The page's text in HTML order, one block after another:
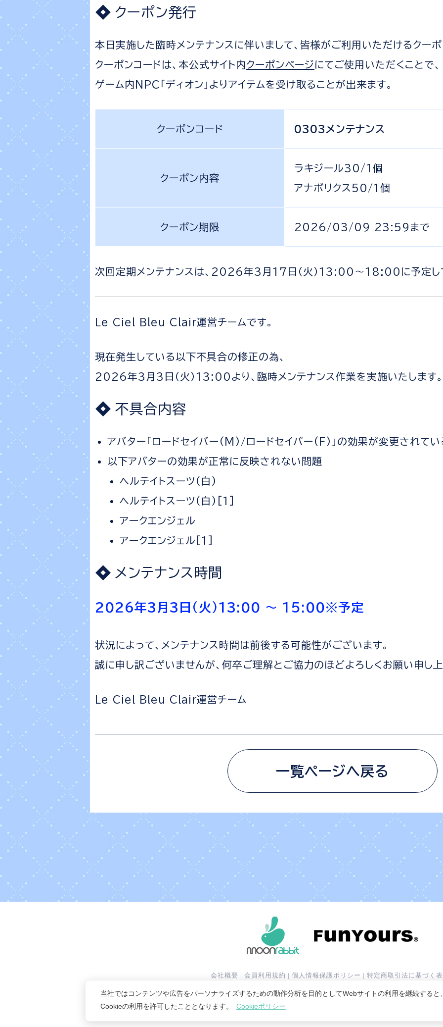
当社ではコンテンツや広告をパーソナライズするための動作分析を目的としてWebサイトの利用を継続すると
Cookieの利用を許可したこととなります。
Cookieポリシー
クーポン発行
本日実施した臨時メンテナンスに伴いまして、皆様がご利用いただけるクー
クーポンコードは、本公式サイト内クーポンページ にてご使用いただくことで、
ゲーム内NPC「ディオン」よりアイテムを受け取ることが出来ます。
クーポンコード 0303メンテナンス
クーポン内容
ラキジール30/1個
アナボリクス50/1個
クーポン期限 2026/03/09 23:59まで
次回定期メンテナンスは、2026年3月17日（火）13:00～18:00に予定し
Le Ciel Bleu Clair運営チームです。
現在発生している以下不具合の修正の為、
2026年3月3日（火）13:00より、臨時メンテナンス作業を実施いたします。
不具合内容
アバター「ロードセイバー(M)/ロードセイバー(F)」の効果が変更されて
以下アバターの効果が正常に反映されない問題
ヘルテイトスーツ(白)
ヘルテイトスーツ(白)[1]
アークエンジェル
アークエンジェル[1]
メンテナンス時間
2026年3月3日（火）13:00 ～ 15:00※予定
状況によって、メンテナンス時間は前後する可能性がございます。
誠に申し訳ございませんが、何卒ご理解とご協力のほどよろしくお願い申し
Le Ciel Bleu Clair運営チーム
一覧ページへ戻る
会社概要 | 会員利用規約 | 個人情報保護ポリシー | 特定商取引法に基づく
© 2020 -